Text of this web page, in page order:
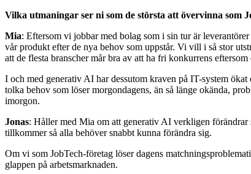
Vilka utmaningar ser ni som de största att övervinna som
Mia: Eftersom vi jobbar med bolag som i sin tur är
vår produkt efter de nya behov som uppstår. Vi vill i så stor
att de flesta branscher mår bra av att ha fri konkurrens
I och med generativ AI har dessutom kraven på IT-system
tolka behov som löser morgondagens, än så länge okända,
imorgon.
Jonas: Håller med Mia om att generativ AI verkligen förändrar
tillkommer så alla behöver snabbt kunna förändra sig.
Om vi som JobTech-företag löser dagens
glappen på arbetsmarknaden.